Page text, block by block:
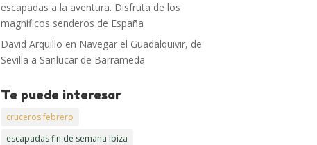
escapadas a la aventura. Disfruta de los
magníficos senderos de España
David Arquillo en Navegar el Guadalquivir, de
Sevilla a Sanlucar de Barrameda
Te puede interesar
cruceros febrero
escapadas fin de semana Ibiza